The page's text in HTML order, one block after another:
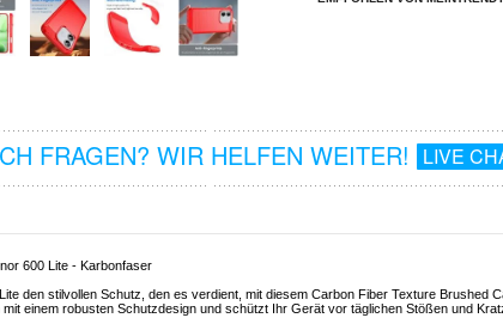
FRAGEN? WIR HELFEN WEITER! LIVE
600 Lite - Karbonfaser
den stilvollen Schutz, den es verdient, mit diesem Carbon Fiber Texture Brushed
einem robusten Schutzdesign und schützt Ihr Gerät vor täglichen Stößen und